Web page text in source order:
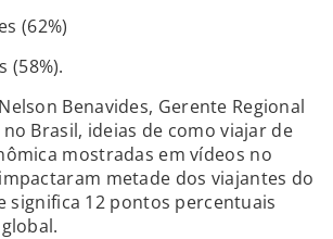
(62%)
(58%).
Benavides, Gerente Regional
Brasil, ideias de como viajar de
mostradas em vídeos no
metade dos viajantes do
significa 12 pontos percentuais